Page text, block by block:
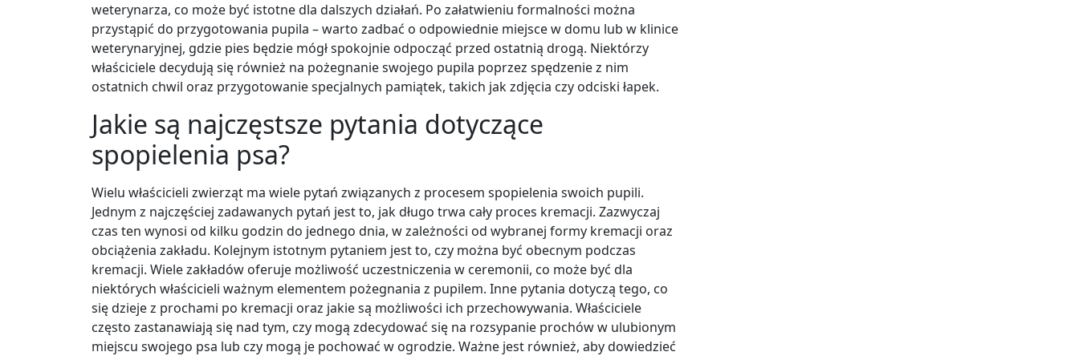
weterynarza, co może być istotne dla dalszych działań. Po załatwieniu formalności można
przystąpić do przygotowania pupila – warto zadbać o odpowiednie miejsce w domu lub w klinice
weterynaryjnej, gdzie pies będzie mógł spokojnie odpocząć przed ostatnią drogą. Niektórzy
właściciele decydują się również na pożegnanie swojego pupila poprzez spędzenie z nim
ostatnich chwil oraz przygotowanie specjalnych pamiątek, takich jak zdjęcia czy odciski łapek.
Jakie są najczęstsze pytania dotyczące
spopielenia psa?
Wielu właścicieli zwierząt ma wiele pytań związanych z procesem spopielenia swoich pupili.
Jednym z najczęściej zadawanych pytań jest to, jak długo trwa cały proces kremacji. Zazwyczaj
czas ten wynosi od kilku godzin do jednego dnia, w zależności od wybranej formy kremacji oraz
obciążenia zakładu. Kolejnym istotnym pytaniem jest to, czy można być obecnym podczas
kremacji. Wiele zakładów oferuje możliwość uczestniczenia w ceremonii, co może być dla
niektórych właścicieli ważnym elementem pożegnania z pupilem. Inne pytania dotyczą tego, co
się dzieje z prochami po kremacji oraz jakie są możliwości ich przechowywania. Właściciele
często zastanawiają się nad tym, czy mogą zdecydować się na rozsypanie prochów w ulubionym
miejscu swojego psa lub czy mogą je pochować w ogrodzie. Ważne jest również, aby dowiedzieć